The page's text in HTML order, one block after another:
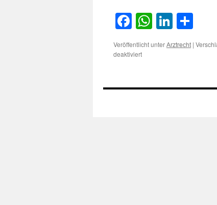
Facebook
Veröffentlicht unter Arztrecht |
deaktiviertfür
Infektion